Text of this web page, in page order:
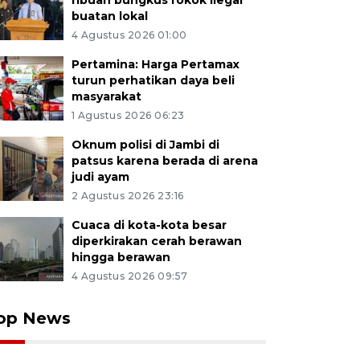
buatan lokal
4 Agustus 2026 01:00
Pertamina: Harga Pertamax
turun perhatikan daya beli
masyarakat
1 Agustus 2026 06:23
Oknum polisi di Jambi di
patsus karena berada di arena
judi ayam
2 Agustus 2026 23:16
Cuaca di kota-kota besar
diperkirakan cerah berawan
hingga berawan
4 Agustus 2026 09:57
News